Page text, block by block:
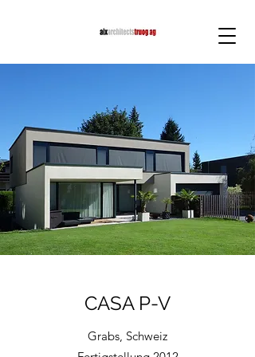
CASA P-V
Grabs, Schweiz